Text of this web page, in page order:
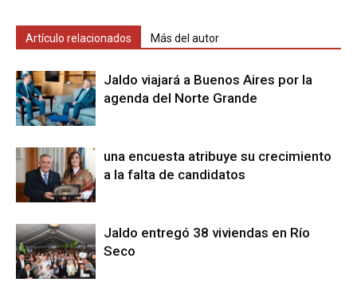
Artículo relacionados Más del autor
Jaldo viajará a Buenos Aires por la
agenda del Norte Grande
una encuesta atribuye su crecimiento
a la falta de candidatos
Jaldo entregó 38 viviendas en Río
Seco